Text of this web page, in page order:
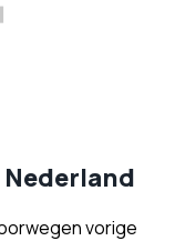
vorige